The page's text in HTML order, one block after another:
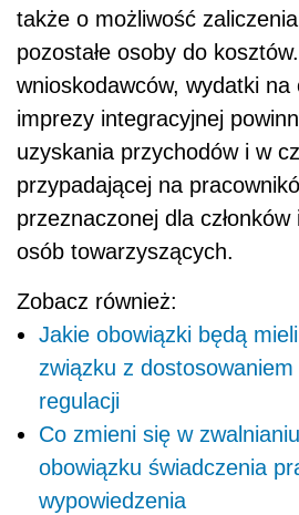
także o możliwość
pozostałe osoby do
wnioskodawców, wydatki na
imprezy integracyjnej
uzyskania przychodów i w
przypadającej na
przeznaczonej dla
osób towarzyszących.
Zobacz również:
Jakie obowiązki będą
związku z
regulacji
Co zmieni się w
obowiązku świadczenia
wypowiedzenia